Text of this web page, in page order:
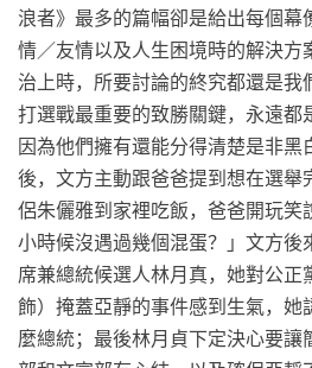
浪者》最多的篇幅卻是給出每個幕
情／友情以及人生困境時的解決方
治上時，所要討論的終究都還是我
打選戰最重要的致勝關鍵，永遠都
因為他們擁有還能分得清楚是非黑
後，文方主動跟爸爸提到想在選舉
侶朱儷雅到家裡吃飯，爸爸開玩笑
小時候沒遇過幾個混蛋？」文方後
席兼總統候選人林月真，她對公正
飾）掩蓋亞靜的事件感到生氣，她
麼總統；最後林月貞下定決心要讓